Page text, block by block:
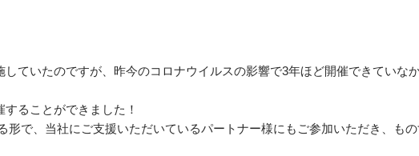
ていたのですが、昨今のコロナウイルスの影響で3年ほど開催できていな
ることができました！
形で、当社にご支援いただいているパートナー様にもご参加いただき、も